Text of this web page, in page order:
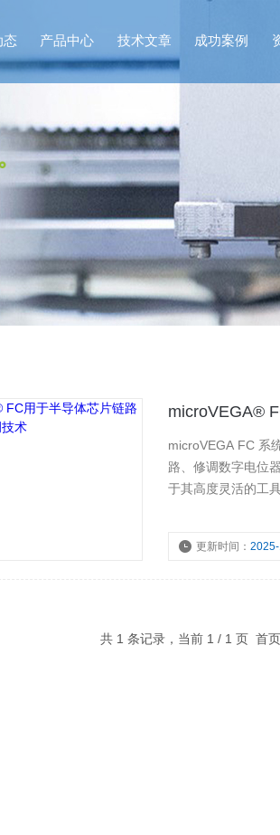
态 产品中心 技术文章 成功案例
microVEGA®
microVEGA FC 系
路、修调数字电位
于其高度灵活的工
更新时间：
共 1 条记录，当前 1 / 1 页 首